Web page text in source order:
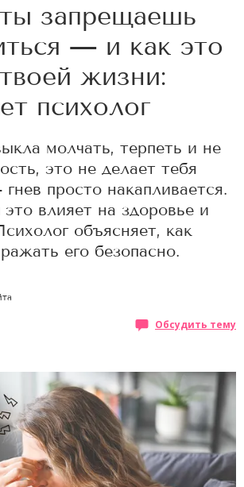
запрещаешь
— и как это
жизни:
психолог
молчать, терпеть и не
это не делает тебя
просто накапливается.
влияет на здоровье и
объясняет, как
его безопасно.
Обсудить тему